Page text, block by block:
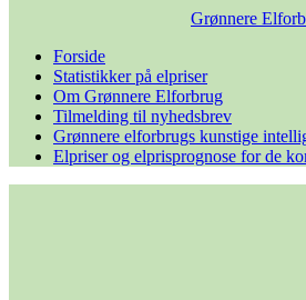
Grønnere
Forside
Statistikker på elpriser
Om Grønnere Elforbrug
Tilmelding til nyhedsbrev
Grønnere elforbrugs kunstige
Elpriser og elprisprognose for de